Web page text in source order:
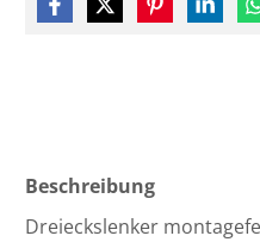
Beschreibung
Dreieckslenker